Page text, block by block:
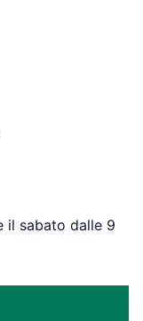
il sabato dalle 9